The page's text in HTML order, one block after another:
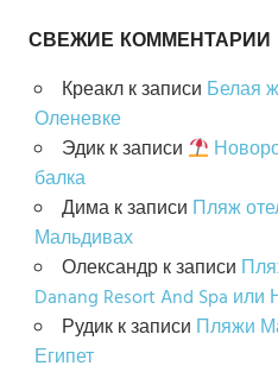
СВЕЖИЕ КОММЕНТАРИИ
Креаклк записи Белая
Оленевке
Эдикк записи
балка
Димак записи Пляж
Мальдивах
Олександрк записи
Danang Resort And Spa
Рудикк записи Пляжи
Египет